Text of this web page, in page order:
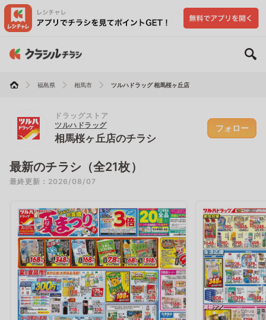
福島県 相馬市 ツルハドラッグ 相馬桜ヶ丘店
ドラッグストア
ツルハドラッグ
相馬桜ヶ丘店のチラシ
フォロー
最新のチラシ（全21枚）
最終更新：2026/08/07